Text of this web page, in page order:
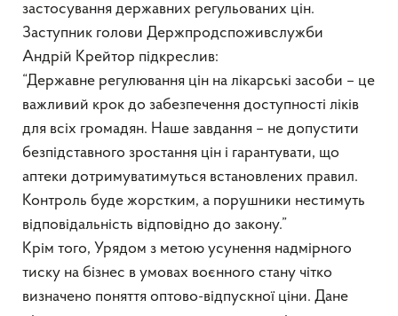
застосування державних регульованих цін.
Заступник голови Держпродспоживслужби
Андрій Крейтор підкреслив:
“Державне регулювання цін на лікарські засоби – це
важливий крок до забезпечення доступності ліків
для всіх громадян. Наше завдання – не допустити
безпідставного зростання цін і гарантувати, що
аптеки дотримуватимуться встановлених правил.
Контроль буде жорстким, а порушники нестимуть
відповідальність відповідно до закону.”
Крім того, Урядом з метою усунення надмірного
тиску на бізнес в умовах воєнного стану чітко
визначено поняття оптово-відпускної ціни. Дане